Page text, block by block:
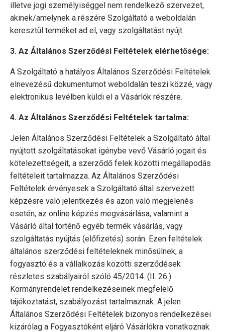
illetve jogi személyiséggel nem rendelkező szervezet,
akinek/amelynek a részére Szolgáltató a weboldalán
keresztül terméket ad el, vagy szolgáltatást nyújt.
3. Az Általános Szerződési Feltételek elérhetősége:
A Szolgáltató a hatályos Általános Szerződési Feltételek
elnevezésű dokumentumot weboldalán teszi közzé, vagy
elektronikus levélben küldi el a Vásárlók részére.
4. Az Általános Szerződési Feltételek tartalma:
Jelen Általános Szerződési Feltételek a Szolgáltató által
nyújtott szolgáltatásokat igénybe vevő Vásárló jogait és
kötelezettségeit, a szerződő felek közötti megállapodás
feltételeit tartalmazza. Az Általános Szerződési
Feltételek érvényesek a Szolgáltató által szervezett
képzésre való jelentkezés és azon való megjelenés
esetén, az online képzés megvásárlása, valamint a
Vásárló által történő egyéb termék vásárlás, vagy
szolgáltatás nyújtás (előfizetés) során. Ezen feltételek
általános szerződési feltételeknek minősülnek, a
fogyasztó és a vállalkozás közötti szerződések
részletes szabályairól szóló 45/2014. (II. 26.)
Kormányrendelet rendelkezéseinek megfelelő
tájékoztatást, szabályozást tartalmaznak. A jelen
Általános Szerződési Feltételek bizonyos rendelkezései
kizárólag a Fogyasztóként eljáró Vásárlókra vonatkoznak.